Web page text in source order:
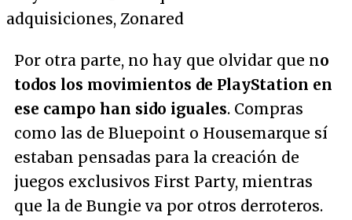
Por otra parte, no hay que olvidar que no
todos los movimientos de PlayStation en
ese campo han sido iguales. Compras
como las de Bluepoint o Housemarque sí
estaban pensadas para la creación de
juegos exclusivos First Party, mientras
que la de Bungie va por otros derroteros.